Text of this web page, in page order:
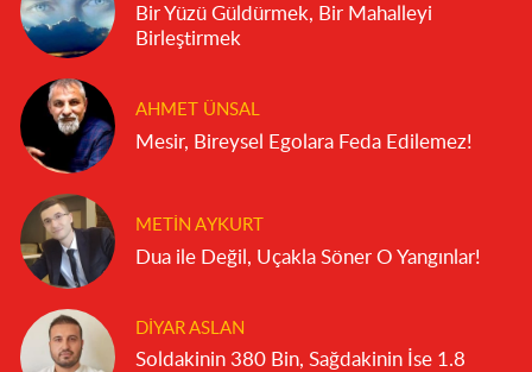
Bir Yüzü Güldürmek, Bir Mahalleyi
Birleştirmek
AHMET ÜNSAL
Mesir, Bireysel Egolara Feda Edilemez!
METIN AYKURT
Dua ile Değil, Uçakla Söner O Yangınlar!
DIYAR ASLAN
Soldakinin 380 Bin, Sağdakinin İse 1.8